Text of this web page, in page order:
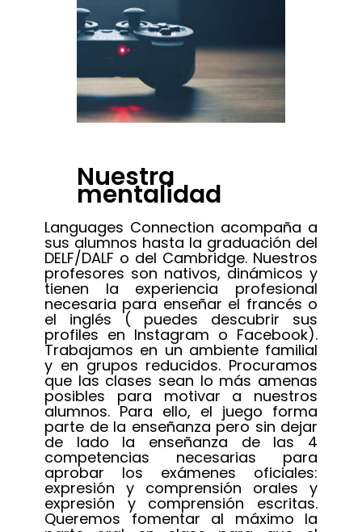
Nuestra
mentalidad
Languages Connection acompaña a
sus alumnos hasta la graduación del
DELF/DALF o del Cambridge. Nuestros
profesores son nativos, dinámicos y
tienen la experiencia profesional
necesaria para enseñar el francés o
el inglés ( puedes descubrir sus
profiles en Instagram o Facebook).
Trabajamos en un ambiente familial
y en grupos reducidos. Procuramos
que las clases sean lo más amenas
posibles para motivar a nuestros
alumnos. Para ello, el juego forma
parte de la enseñanza pero sin dejar
de lado la enseñanza de las 4
competencias necesarias para
aprobar los exámenes oficiales:
expresión y comprensión orales y
expresión y comprensión escritas.
Queremos fomentar al máximo la